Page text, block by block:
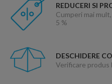
REDUCERI SI
Cumperi mai
5 %
DESCHIDERE
Verificare produs